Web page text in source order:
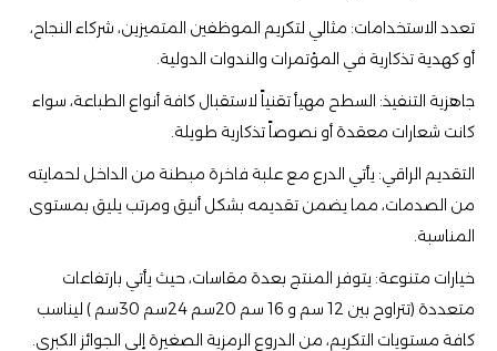
​تعدد الاستخدامات: مثالي لتكريم الموظفين المتميزين، شركاء النجاح،
أو كهدية تذكارية في المؤتمرات والندوات الدولية.
​جاهزية التنفيذ: السطح مهيأ تقنياً لاستقبال كافة أنواع الطباعة، سواء
كانت شعارات معقدة أو نصوصاً تذكارية طويلة.
​التقديم الراقي: يأتي الدرع مع علبة فاخرة مبطنة من الداخل لحمايته
من الصدمات، مما يضمن تقديمه بشكل أنيق ومرتب يليق بمستوى
المناسبة.
​خيارات متنوعة: يتوفر المنتج بعدة مقاسات، حيث يأتي بارتفاعات
متعددة (تتراوح بين 12 سم و 16 سم 20سم 24سم 30سم ) ليناسب
كافة مستويات التكريم، من الدروع الرمزية الصغيرة إلى الجوائز الكبرى.